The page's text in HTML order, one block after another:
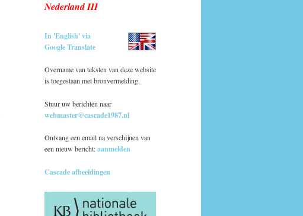
Nederland III
In 'English' via
Google Translate
Overname van teksten van deze website
is toegestaan met bronvermelding.
Stuur uw berichten naar
webmaster@cascade1987.nl
Ontvang een email na verschijnen van
een nieuw bericht:aanmelden
Cascade afbeeldingen